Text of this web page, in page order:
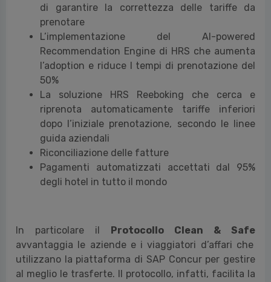
di garantire la correttezza delle tariffe da
prenotare
L’implementazione del AI-powered
Recommendation Engine di HRS che aumenta
l’adoption e riduce I tempi di prenotazione del
50%
La soluzione HRS Reeboking che cerca e
riprenota automaticamente tariffe inferiori
dopo l’iniziale prenotazione, secondo le linee
guida aziendali
Riconciliazione delle fatture
Pagamenti automatizzati accettati dal 95%
degli hotel in tutto il mondo
In particolare il
Protocollo Clean & Safe
avvantaggia le aziende e i viaggiatori d’affari che
utilizzano la piattaforma di SAP Concur per gestire
al meglio le trasferte. Il protocollo, infatti, facilita la